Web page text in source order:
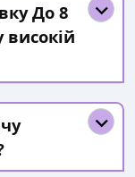
До 8
високій